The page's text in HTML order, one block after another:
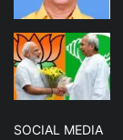
SOCIAL MEDIA